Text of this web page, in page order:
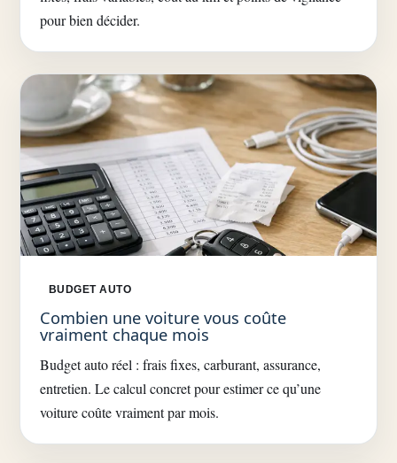
pour bien décider.
BUDGET AUTO
Combien une voiture vous coûte
vraiment chaque mois
Budget auto réel : frais fixes, carburant, assurance,
entretien. Le calcul concret pour estimer ce qu’une
voiture coûte vraiment par mois.